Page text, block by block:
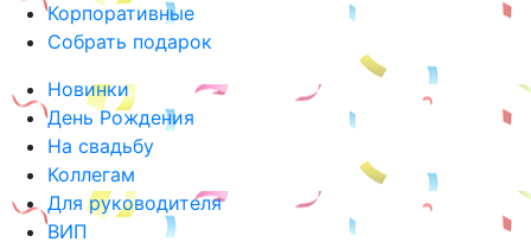
Корпоративные
Собрать подарок
Новинки
День Рождения
На свадьбу
Коллегам
Для руководителя
ВИП